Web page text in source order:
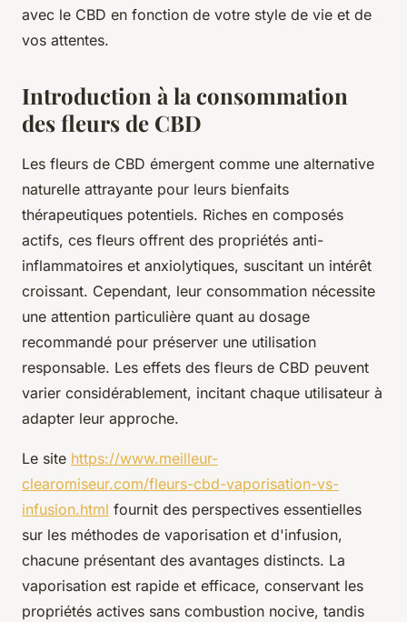
avec le CBD en fonction de votre style de vie et de
vos attentes.
Introduction à la consommation
des fleurs de CBD
Les fleurs de CBD émergent comme une alternative
naturelle attrayante pour leurs bienfaits
thérapeutiques potentiels. Riches en composés
actifs, ces fleurs offrent des propriétés anti-
inflammatoires et anxiolytiques, suscitant un intérêt
croissant. Cependant, leur consommation nécessite
une attention particulière quant au dosage
recommandé pour préserver une utilisation
responsable. Les effets des fleurs de CBD peuvent
varier considérablement, incitant chaque utilisateur à
adapter leur approche.
Le site https://www.meilleur-
clearomiseur.com/fleurs-cbd-vaporisation-vs-
infusion.html fournit des perspectives essentielles
sur les méthodes de vaporisation et d'infusion,
chacune présentant des avantages distincts. La
vaporisation est rapide et efficace, conservant les
propriétés actives sans combustion nocive, tandis